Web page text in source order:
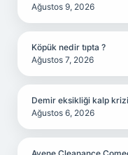
Ağustos 9, 2026
Köpük nedir tıpta ?
Ağustos 7, 2026
Demir eksikliği kalp
Ağustos 6, 2026